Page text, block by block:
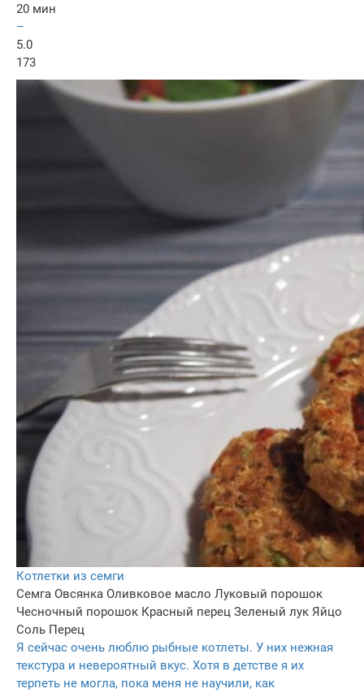
20 мин
–
5.0
173
Котлетки из семги
Семга Овсянка Оливковое масло Луковый порошок
Чесночный порошок Красный перец Зеленый лук Яйцо
Соль Перец
Я сейчас очень люблю рыбные котлеты. У них нежная
текстура и невероятный вкус. Хотя в детстве я их
терпеть не могла, пока меня не научили, как